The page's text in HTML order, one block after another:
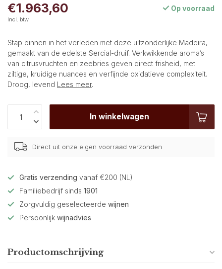
€1.963,60
Incl. btw
Op voorraad
Stap binnen in het verleden met deze uitzonderlijke Madeira,
gemaakt van de edelste Sercial-druif. Verkwikkende aroma’s
van citrusvruchten en zeebries geven direct frisheid, met
ziltige, kruidige nuances en verfijnde oxidatieve complexiteit.
Droog, levend Lees meer.
In winkelwagen
Direct uit onze eigen voorraad verzonden
Gratis verzending vanaf €200 (NL)
Familiebedrijf sinds 1901
Zorgvuldig geselecteerde wijnen
Persoonlijk wijnadvies
Productomschrijving